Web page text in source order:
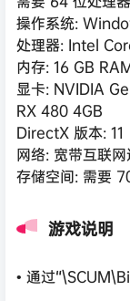
操作系统:
处理器: Intel
内存: 16 GB
显卡: NVIDIA
RX 480 4GB
DirectX 版本: 11
网络: 宽带互联
存储空间: 需要
游戏说明
• 通过